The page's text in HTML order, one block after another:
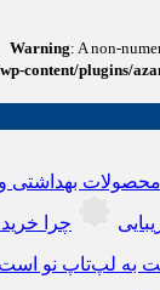
Warning: A non-
content/plugins/
بهداشتی
چرا
به لپ‌تاپ نو